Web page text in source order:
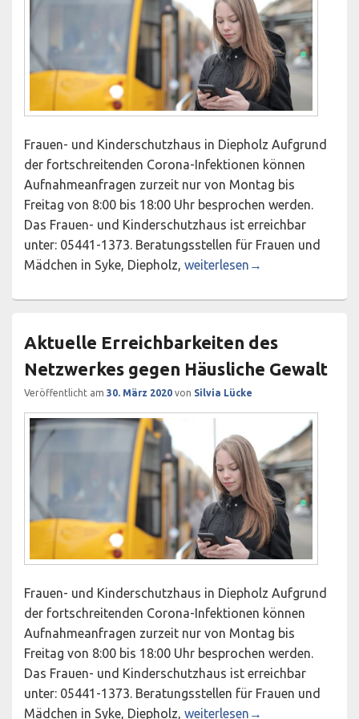
Frauen- und Kinderschutzhaus in Diepholz Aufgrund
der fortschreitenden Corona-Infektionen können
Aufnahmeanfragen zurzeit nur von Montag bis
Freitag von 8:00 bis 18:00 Uhr besprochen werden.
Das Frauen- und Kinderschutzhaus ist erreichbar
unter: 05441-1373. Beratungsstellen für Frauen und
Mädchen in Syke, Diepholz, Aktuelle Erreichbarkeiten des
weiterlesen →
Aktuelle Erreichbarkeiten des
Netzwerkes gegen Häusliche Gewalt
Veröffentlicht am 30. März 2020 von Silvia Lücke
Frauen- und Kinderschutzhaus in Diepholz Aufgrund
der fortschreitenden Corona-Infektionen können
Aufnahmeanfragen zurzeit nur von Montag bis
Freitag von 8:00 bis 18:00 Uhr besprochen werden.
Das Frauen- und Kinderschutzhaus ist erreichbar
unter: 05441-1373. Beratungsstellen für Frauen und
Mädchen in Syke, Diepholz, Aktuelle Erreichbarkeiten des
weiterlesen →